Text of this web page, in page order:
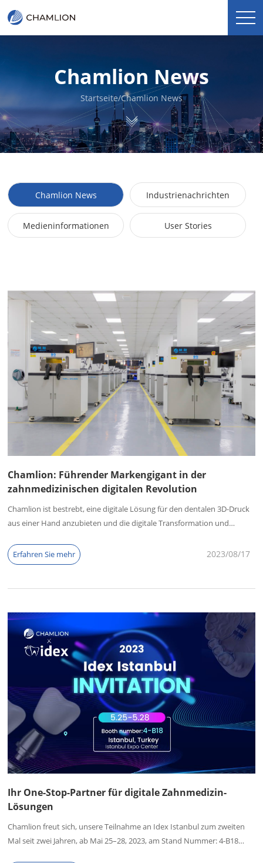
Chamlion News
Startseite/Chamlion News
Chamlion News Industrienachrichten
Medieninformationen User Stories
Chamlion: Führender Markengigant in der
zahnmedizinischen digitalen Revolution
Chamlion ist bestrebt, eine digitale Lösung für den dentalen 3D-Druck
aus einer Hand anzubieten und die digitale Transformation und
Erfahren Sie mehr
17
2023/08
Ihr One-Stop-Partner für digitale Zahnmedizin-
Lösungen
Chamlion freut sich, unsere Teilnahme an Idex Istanbul zum zweiten
Mal seit zwei Jahren, ab Mai 25–28, 2023, am Stand Nummer: 4-B18